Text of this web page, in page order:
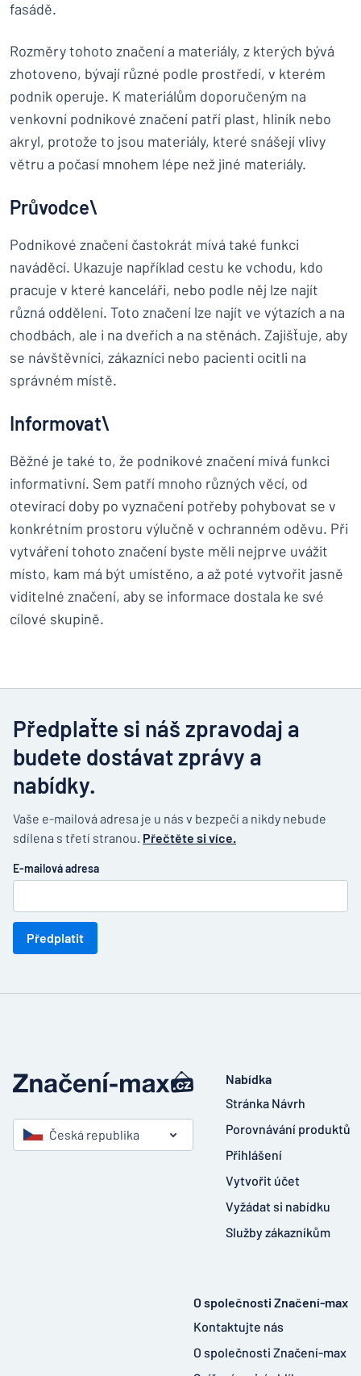
fasádě.
Rozměry tohoto značení a materiály, z kterých bývá
zhotoveno, bývají různé podle prostředí, v kterém
podnik operuje. K materiálům doporučeným na
venkovní podnikové značení patří plast, hliník nebo
akryl, protože to jsou materiály, které snášejí vlivy
větru a počasí mnohem lépe než jiné materiály.
Průvodce\
Podnikové značení častokrát mívá také funkci
naváděcí. Ukazuje například cestu ke vchodu, kdo
pracuje v které kanceláři, nebo podle něj lze najít
různá oddělení. Toto značení lze najít ve výtazích a na
chodbách, ale i na dveřích a na stěnách. Zajišťuje, aby
se návštěvníci, zákazníci nebo pacienti ocitli na
správném místě.
Informovat\
Běžné je také to, že podnikové značení mívá funkci
informativní. Sem patří mnoho různých věcí, od
otevírací doby po vyznačení potřeby pohybovat se v
konkrétním prostoru výlučně v ochranném oděvu. Při
vytváření tohoto značení byste měli nejprve uvážit
místo, kam má být umístěno, a až poté vytvořit jasně
viditelné značení, aby se informace dostala ke své
cílové skupině.
Předplaťte si náš zpravodaj a
budete dostávat zprávy a
nabídky.
Vaše e-mailová adresa je u nás v bezpečí a nikdy nebude
sdílena s třetí stranou. Přečtěte si více.
E-mailová adresa
Předplatit
Česká republika
Nabídka
Stránka Návrh
Porovnávání produktů
Přihlášení
Vytvořit účet
Vyžádat si nabídku
Služby zákazníkům
O společnosti Značení-max
Kontaktujte nás
O společnosti Značení-max